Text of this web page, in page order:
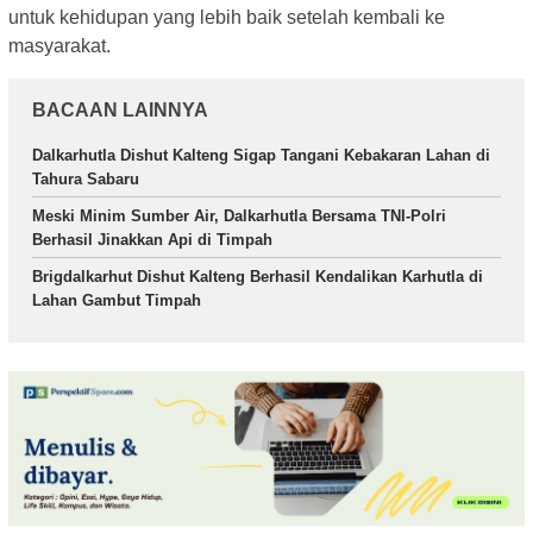
untuk kehidupan yang lebih baik setelah kembali ke
masyarakat.
BACAAN LAINNYA
Dalkarhutla Dishut Kalteng Sigap Tangani Kebakaran Lahan di
Tahura Sabaru
Meski Minim Sumber Air, Dalkarhutla Bersama TNI-Polri
Berhasil Jinakkan Api di Timpah
Brigdalkarhut Dishut Kalteng Berhasil Kendalikan Karhutla di
Lahan Gambut Timpah